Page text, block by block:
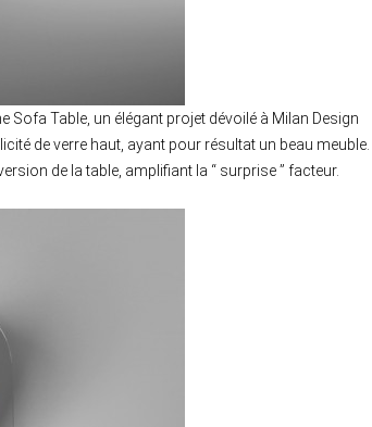
Table, un élégant projet dévoilé à Milan Design
de verre haut, ayant pour résultat un beau meuble.
de la table, amplifiant la “ surprise ” facteur.